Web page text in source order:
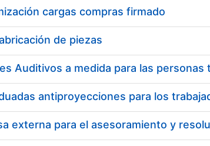
cargas compras firmado
de piezas